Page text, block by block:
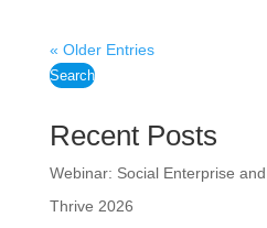
« Older Entries
Search
Recent Posts
Webinar: Social Enterprise
Thrive 2026